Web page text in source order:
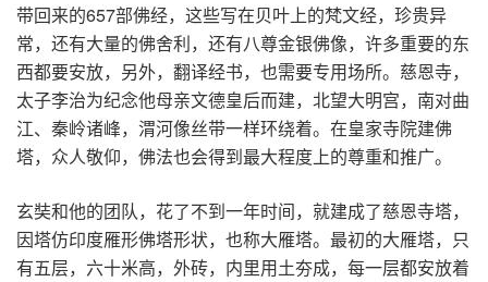
带回来的657部佛经，这些写在贝叶上的梵文经，珍贵异
常，还有大量的佛舍利，还有八尊金银佛像，许多重要的东
西都要安放，另外，翻译经书，也需要专用场所。慈恩寺，
太子李治为纪念他母亲文德皇后而建，北望大明宫，南对曲
江、秦岭诸峰，渭河像丝带一样环绕着。在皇家寺院建佛
塔，众人敬仰，佛法也会得到最大程度上的尊重和推广。
玄奘和他的团队，花了不到一年时间，就建成了慈恩寺塔，
因塔仿印度雁形佛塔形状，也称大雁塔。最初的大雁塔，只
有五层，六十米高，外砖，内里用土夯成，每一层都安放着